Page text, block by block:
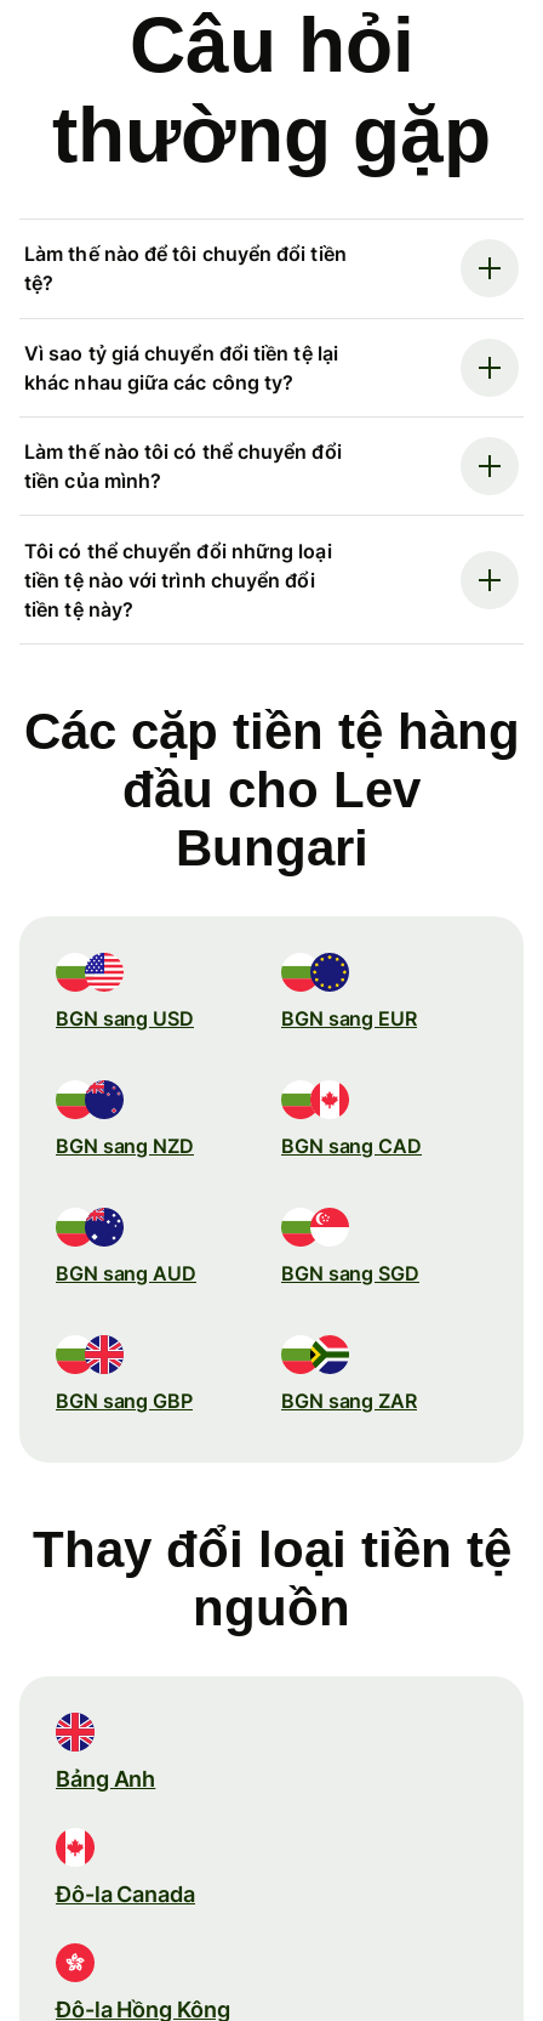
Câu hỏi
thường gặp
Làm thế nào để tôi chuyển đổi tiền
tệ?
Vì sao tỷ giá chuyển đổi tiền tệ lại
khác nhau giữa các công ty?
Làm thế nào tôi có thể chuyển đổi
tiền của mình?
Tôi có thể chuyển đổi những loại
tiền tệ nào với trình chuyển đổi
tiền tệ này?
Các cặp tiền tệ hàng
đầu cho Lev
Bungari
BGN sang USD BGN sang EUR
BGN sang NZD BGN sang CAD
BGN sang AUD BGN sang SGD
BGN sang GBP BGN sang ZAR
Thay đổi loại tiền tệ
nguồn
Bảng Anh
Đô-la Canada
Đô-la Hồng Kông